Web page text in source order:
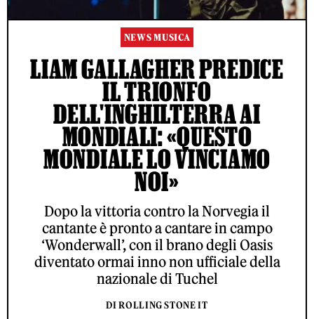
NEWS MUSICA
LIAM GALLAGHER PREDICE
IL TRIONFO
DELL'INGHILTERRA AI
MONDIALI: «QUESTO
MONDIALE LO VINCIAMO
NOI»
Dopo la vittoria contro la Norvegia il
cantante è pronto a cantare in campo
‘Wonderwall’, con il brano degli Oasis
diventato ormai inno non ufficiale della
nazionale di Tuchel
DI ROLLING STONE IT